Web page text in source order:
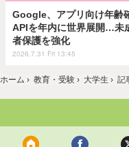
Google、アプリ向け年齢
APIを年内に世界展開…未
者保護を強化
2026.7.31 Fri 13:45
ホーム › 教育・受験 › 大学生 › 記